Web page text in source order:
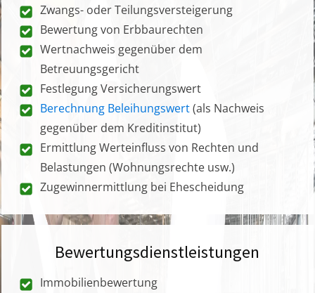
Zwangs- oder Teilungsversteigerung
Bewertung von Erbbaurechten
Wertnachweis gegenüber dem
Betreuungsgericht
Festlegung Versicherungswert
Berechnung Beleihungswert(als Nachweis
gegenüber dem Kreditinstitut)
Ermittlung Werteinfluss von Rechten und
Belastungen (Wohnungsrechte usw.)
Zugewinnermittlung bei Ehescheidung
Bewertungsdienstleistungen
Immobilienbewertung